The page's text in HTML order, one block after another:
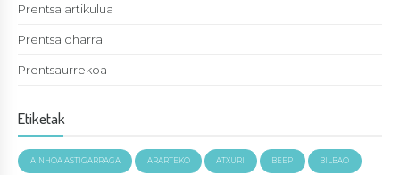
Prentsa artikulua
Prentsa oharra
Prentsaurrekoa
Etiketak
AINHOA ASTIGARRAGA ARARTEKO ATXURI BEEP BILBAO